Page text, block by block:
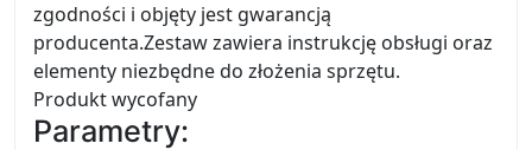
zgodności i objęty jest gwarancją
producenta.Zestaw zawiera instrukcję obsługi oraz
elementy niezbędne do złożenia sprzętu.
Produkt wycofany
Parametry: